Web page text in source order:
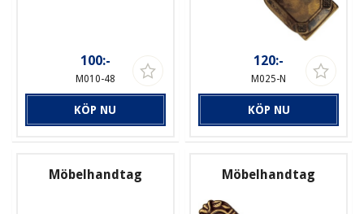
100:-
M010-48
KÖP NU
120:-
M025-N
KÖP NU
Möbelhandtag Möbelhandtag